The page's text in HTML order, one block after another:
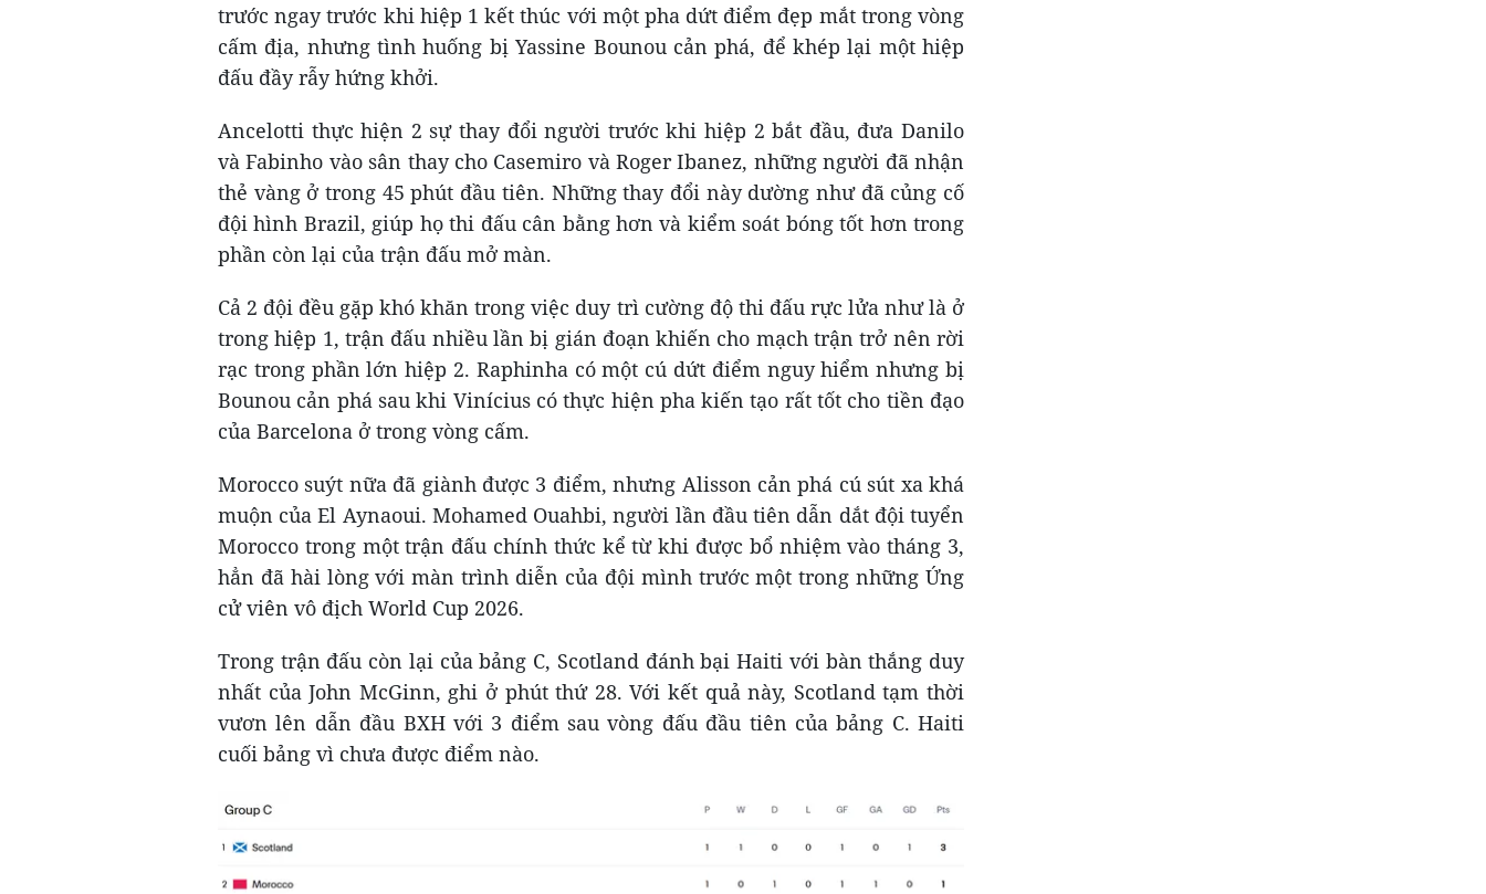
trước ngay trước khi hiệp 1 kết thúc với một pha dứt điểm đẹp mắt trong vòng
cấm địa, nhưng tình huống bị Yassine Bounou cản phá, để khép lại một hiệp
đấu đầy rẫy hứng khởi.
Ancelotti thực hiện 2 sự thay đổi người trước khi hiệp 2 bắt đầu, đưa Danilo
và Fabinho vào sân thay cho Casemiro và Roger Ibanez, những người đã nhận
thẻ vàng ở trong 45 phút đầu tiên. Những thay đổi này dường như đã củng cố
đội hình Brazil, giúp họ thi đấu cân bằng hơn và kiểm soát bóng tốt hơn trong
phần còn lại của trận đấu mở màn.
Cả 2 đội đều gặp khó khăn trong việc duy trì cường độ thi đấu rực lửa như là ở
trong hiệp 1, trận đấu nhiều lần bị gián đoạn khiến cho mạch trận trở nên rời
rạc trong phần lớn hiệp 2. Raphinha có một cú dứt điểm nguy hiểm nhưng bị
Bounou cản phá sau khi Vinícius có thực hiện pha kiến ​​tạo rất tốt cho tiền đạo
của Barcelona ở trong vòng cấm.
Morocco suýt nữa đã giành được 3 điểm, nhưng Alisson cản phá cú sút xa khá
muộn của El Aynaoui. Mohamed Ouahbi, người lần đầu tiên dẫn dắt đội tuyển
Morocco trong một trận đấu chính thức kể từ khi được bổ nhiệm vào tháng 3,
hẳn đã hài lòng với màn trình diễn của đội mình trước một trong những Ứng
cử viên vô địch World Cup 2026.
Trong trận đấu còn lại của bảng C, Scotland đánh bại Haiti với bàn thắng duy
nhất của John McGinn, ghi ở phút thứ 28. Với kết quả này, Scotland tạm thời
vươn lên dẫn đầu BXH với 3 điểm sau vòng đấu đầu tiên của bảng C. Haiti
cuối bảng vì chưa được điểm nào.